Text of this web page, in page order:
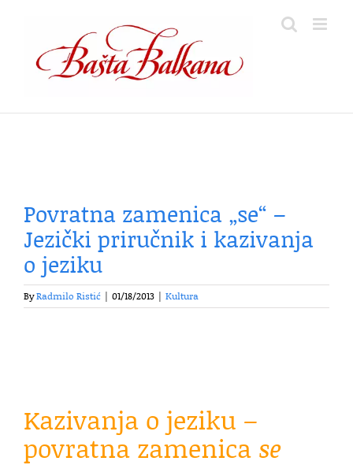
content
Povratna zamenica „se“ –
Jezički priručnik i kazivanja
o jeziku
ByRadmilo Ristić 01/18/2013 Kultura
Kazivanja o jeziku –
povratna zamenica se